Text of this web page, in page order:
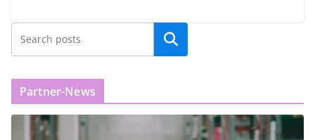
Partner-News